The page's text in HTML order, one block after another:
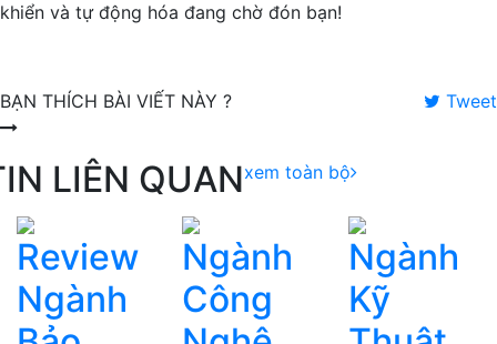
khiển và tự động hóa đang chờ đón bạn!
BẠN THÍCH BÀI VIẾT NÀY ? Tweet
LIÊN QUANxem toàn bộ
Review
Ngành
Ngành
Công
Ngành
Kỹ